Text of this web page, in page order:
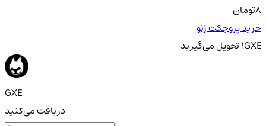
8تومان
خرید پروجکت زنو
1GXEتحویلمی‌گیرید
GXE
دریافت می‌کنید